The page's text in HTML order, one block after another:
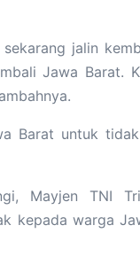
jalin
Jawa Barat.
Barat untuk
Mayjen TNI
kepada warga